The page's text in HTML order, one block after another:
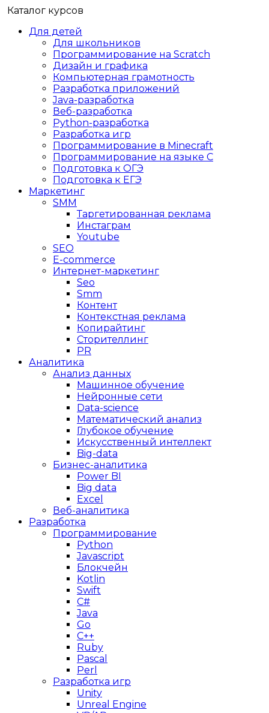
Каталог курсов
Для детей
Для школьников
Программирование на Scratch
Дизайн и графика
Компьютерная грамотность
Разработка приложений
Java-разработка
Веб-разработка
Python-разработка
Разработка игр
Программирование в Minecraft
Программирование на языке C
Подготовка к ОГЭ
Подготовка к ЕГЭ
Маркетинг
SMM
Таргетированная реклама
Инстаграм
Youtube
SEO
E-сommerce
Интернет-маркетинг
Seo
Smm
Контент
Контекстная реклама
Копирайтинг
Сторителлинг
PR
Аналитика
Анализ данных
Машинное обучение
Нейронные сети
Data-science
Математический анализ
Глубокое обучение
Искусственный интеллект
Big-data
Бизнес-аналитика
Power BI
Big data
Excel
Веб-аналитика
Разработка
Программирование
Python
Javascript
Блокчейн
Kotlin
Swift
C#
Java
Go
C++
Ruby
Pascal
Perl
Разработка игр
Unity
Unreal Engine